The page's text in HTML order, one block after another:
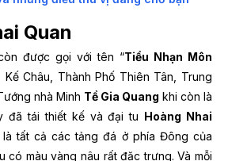
Quan
được gọi với tên “Tiểu Nhạn Môn
Kế Châu, Thành Phố Thiên Tân, Trung
nhà Minh Tề Gia Quang khi còn là
đã tái thiết kế và đại tu Hoàng Nhai
tất cả các tảng đá ở phía Đông của
có màu vàng nâu rất đặc trưng. Và mỗi